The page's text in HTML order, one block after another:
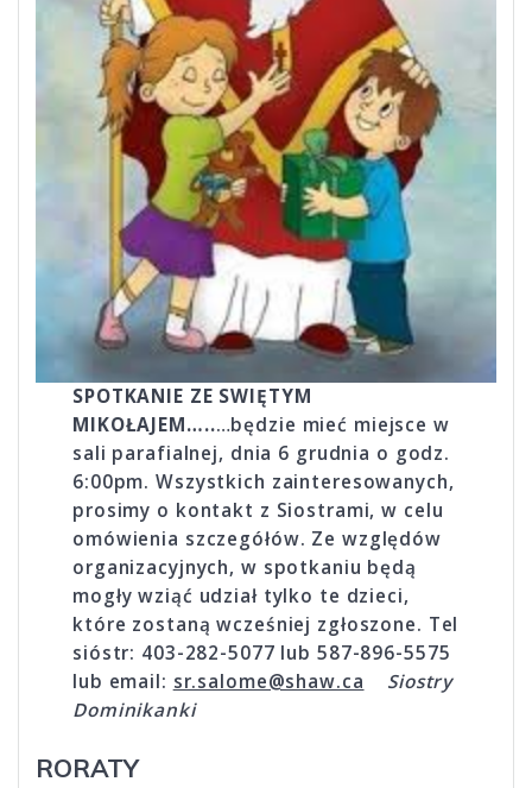
SPOTKANIE ZE SWIĘTYM
MIKOŁAJEM…..…będzie mieć miejsce w
sali parafialnej, dnia 6 grudnia o godz.
6:00pm. Wszyst­kich zainteresowa­nych,
prosimy o kontakt z Siostrami, w celu
omówienia szczegółów. Ze względów
orga­niza­cyjnych, w spotkaniu będą
mogły wziąć udział tylko te dzieci,
które zostaną wcześniej zgłoszone. Tel
sióstr: 403-282-5077 lub 587-896-5575
lub email: sr.salome@shaw.ca
Siostry
Dominikanki
RORATY